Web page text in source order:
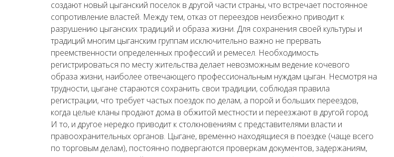
создают новый цыганский поселок в другой части страны, что встречает постоянное
сопротивление властей. Между тем, отказ от переездов неизбежно приводит к
разрушению цыганских традиций и образа жизни. Для сохранения своей культуры и
традиций многим цыганским группам исключительно важно не прервать
преемственности определенных профессий и ремесел. Необходимость
регистрироваться по месту жительства делает невозможным ведение кочевого
образа жизни, наиболее отвечающего профессиональным нуждам цыган. Несмотря на
трудности, цыгане стараются сохранить свои традиции, соблюдая правила
регистрации, что требует частых поездок по делам, а порой и больших переездов,
когда целые кланы продают дома в обжитой местности и переезжают в другой город.
И то, и другое нередко приводит к столкновениям с представителями власти и
правоохранительных органов. Цыгане, временно находящиеся в поездке (чаще всего
по торговым делам), постоянно подвергаются проверкам документов, задержаниям,
Год мониторинга положения
меньшинств и мигрантов